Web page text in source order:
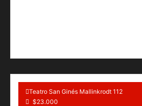
Teatro San Ginés Mallinkrodt 112
$23.000